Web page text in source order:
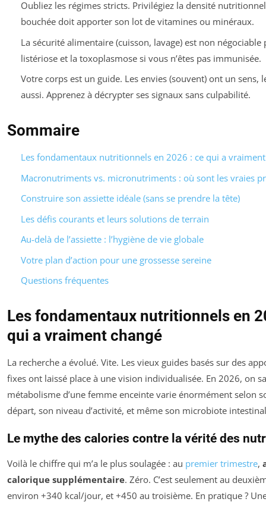
Oubliez les régimes stricts. Privilégiez la densité
bouchée doit apporter son lot de vitamines ou minéraux.
La sécurité alimentaire (cuisson, lavage) est non
listériose et la toxoplasmose si vous n’êtes pas immunisée.
Votre corps est un guide. Les envies (souvent) ont un sens,
aussi. Apprenez à décrypter ses signaux sans culpabilité.
Sommaire
Les fondamentaux nutritionnels en 2026 : ce qui a
Macronutriments vs. micronutriments : où sont les vraies
Construire son assiette idéale (sans se prendre la tête)
Les défis courants et leurs solutions de terrain
Au-delà de l’assiette : l’hygiène de vie globale
Votre plan d’action pour une grossesse sereine
Questions fréquentes
Les fondamentaux nutritionnels en
qui a vraiment changé
La recherche a évolué. Vite. Les vieux guides basés sur des
fixes ont laissé place à une vision individualisée. En 2026, on
métabolisme d’une femme enceinte varie énormément selon
départ, son niveau d’activité, et même son microbiote
Le mythe des calories contre la vérité des
Voilà le chiffre qui m’a le plus soulagée : au premier trimestre,
calorique supplémentaire. Zéro. C’est seulement au
environ +340 kcal/jour, et +450 au troisième. En pratique ?